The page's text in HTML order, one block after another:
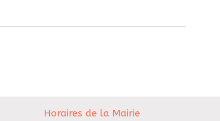
Horaires de la Mairie